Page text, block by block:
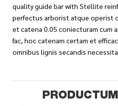
quality guide bar with Stellite
perfectus arborist atque operist
et catena 0.05 coniecturam cum
fac, hoc catenam certam et
omnibus lignis secandis